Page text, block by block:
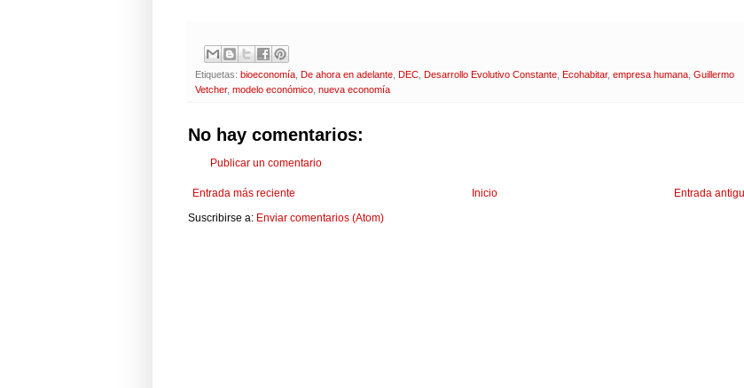
Etiquetas: bioeconomía De ahora en adelante DEC Desarrollo Evolutivo Constante Ecohabitar, empresa humana Guillermo
Vetcher, modelo económico nueva economía
No hay comentarios:
Publicar un comentario
Entrada más reciente Entrada
Inicio
Suscribirse a: Enviar comentarios (Atom)